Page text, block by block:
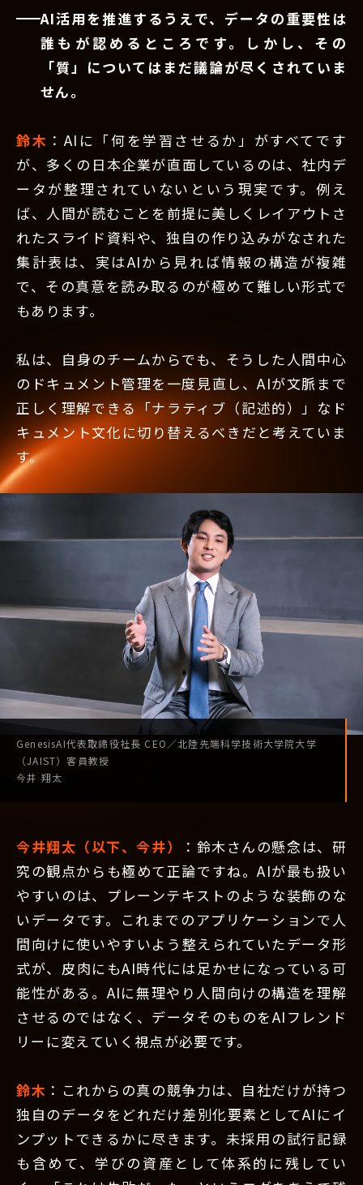
AI活用を推進するうえで、データの重要性は
誰もが認めるところです。しかし、その
「質」についてはまだ議論が尽くされていま
せん。
鈴木 ：AIに「何を学習させるか」がすべてです
が、多くの日本企業が直面しているのは、社内デ
ータが整理されていないという現実です。例え
ば、人間が読むことを前提に美しくレイアウトさ
れたスライド資料や、独自の作り込みがなされた
集計表は、実はAIから見れば情報の構造が複雑
で、その真意を読み取るのが極めて難しい形式で
もあります。
私は、自身のチームからでも、そうした人間中心
のドキュメント管理を一度見直し、AIが文脈まで
正しく理解できる「ナラティブ（記述的）」なド
キュメント文化に切り替えるべきだと考えていま
す。
GenesisAI代表取締役社長 CEO／北陸先端科学技術大学院大学
（JAIST）客員教授
今井 翔太
今井翔太（以下、今井）
：鈴木さんの懸念は、研
究の観点からも極めて正論ですね。AIが最も扱い
やすいのは、プレーンテキストのような装飾のな
いデータです。これまでのアプリケーションで人
間向けに使いやすいよう整えられていたデータ形
式が、皮肉にもAI時代には足かせになっている可
能性がある。AIに無理やり人間向けの構造を理解
させるのではなく、データそのものをAIフレンド
リーに変えていく視点が必要です。
鈴木 ：これからの真の競争力は、自社だけが持つ
独自のデータをどれだけ差別化要素としてAIにイ
ンプットできるかに尽きます。未採用の試行記録
も含めて、学びの資産として体系的に残してい